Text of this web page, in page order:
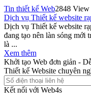
Tin thiết kế Web2848 View
Dịch vụ Thiết kế website
Dịch vụ Thiết kế website
đang tạo nên làn sóng mới
là ...
Xem thêm
Khởi tạo Web đơn giản -
Thiết kế Website chuyên
Kết nối với Web4s